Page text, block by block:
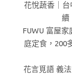
花悅蔬香｜台
續
FUWU 富屋
庭定食，200
花言覓語 義